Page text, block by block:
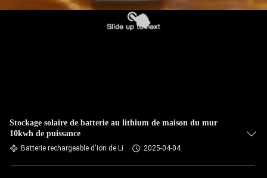
Stockage solaire de batterie au lithium de maison du mur
10kwh de puissance
Batterie rechargeable d'ion de Li 2025-04-04